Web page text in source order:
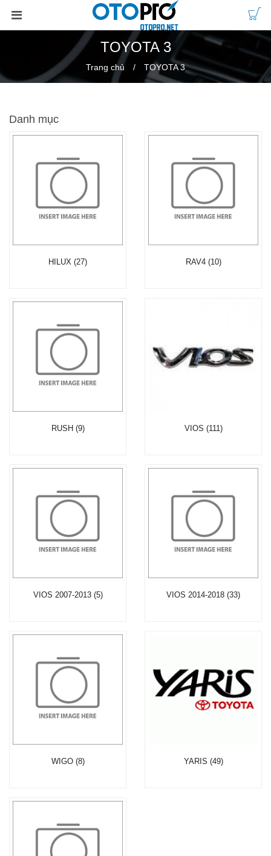
TOYOTA 3
Trang chủ TOYOTA 3
Danh mục
HILUX (27) RAV4 (10)
RUSH (9) VIOS (111)
VIOS 2007-2013 (5) VIOS 2014-2018 (33)
WIGO (8) YARIS (49)